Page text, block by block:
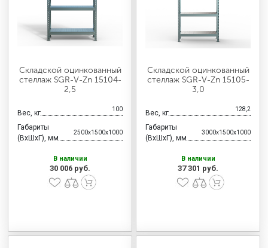
Складской оцинкованный
стеллаж SGR-V-Zn 15104-
2,5
Вес, кг 100
Габариты
(ВхШхГ), мм
2500x1500x1000
В наличии
30 006 руб.
Складской оцинкованный
стеллаж SGR-V-Zn 15105-
3,0
Вес, кг 128,2
Габариты
(ВхШхГ), мм
3000x1500x1000
В наличии
37 301 руб.